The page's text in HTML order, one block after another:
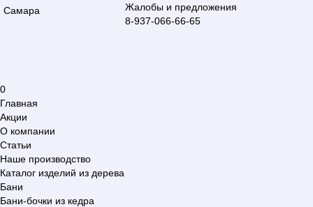
Самара
Жалобы и предложения
8-937-066-66-65
0
Главная
Акции
О компании
Статьи
Наше производство
Каталог изделий из дерева
Бани
Бани-бочки из кедра